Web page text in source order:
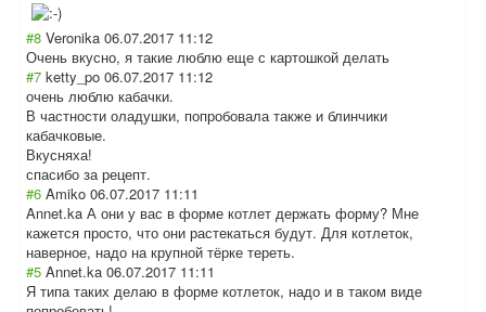
#8 Veronika 06.07.2017 11:12
Очень вкусно, я такие люблю еще с картошкой делать
#7 ketty_po 06.07.2017 11:12
очень люблю кабачки.
В частности оладушки, попробовала также и блинчики
кабачковые.
Вкусняха!
спасибо за рецепт.
#6 Amiko 06.07.2017 11:11
Annet.ka А они у вас в форме котлет держать форму? Мне
кажется просто, что они растекаться будут. Для котлеток,
наверное, надо на крупной тёрке тереть.
#5 Annet.ka 06.07.2017 11:11
Я типа таких делаю в форме котлеток, надо и в таком виде